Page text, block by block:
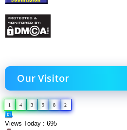
Our Visitor
1 4 3 9 8 2
Views Today : 695